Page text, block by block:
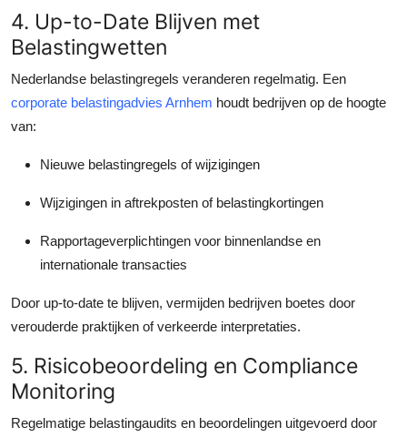
4. Up-to-Date Blijven met
Belastingwetten
Nederlandse belastingregels veranderen regelmatig. Een
corporate belastingadvies Arnhem houdt bedrijven op de hoogte
van:
Nieuwe belastingregels of wijzigingen
Wijzigingen in aftrekposten of belastingkortingen
Rapportageverplichtingen voor binnenlandse en
internationale transacties
Door up-to-date te blijven, vermijden bedrijven boetes door
verouderde praktijken of verkeerde interpretaties.
5. Risicobeoordeling en Compliance
Monitoring
Regelmatige belastingaudits en beoordelingen uitgevoerd door